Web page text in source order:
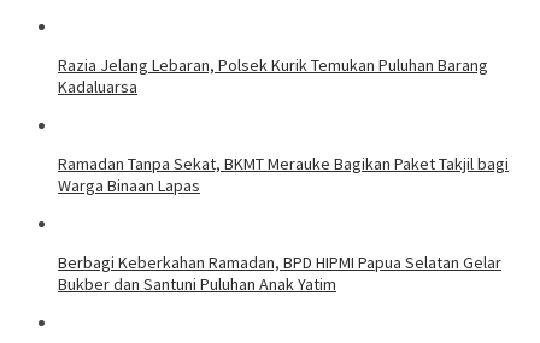
Razia Jelang Lebaran, Polsek Kurik Temukan Puluhan Barang
Kadaluarsa
Ramadan Tanpa Sekat, BKMT Merauke Bagikan Paket Takjil bagi
Warga Binaan Lapas
Berbagi Keberkahan Ramadan, BPD HIPMI Papua Selatan Gelar
Bukber dan Santuni Puluhan Anak Yatim